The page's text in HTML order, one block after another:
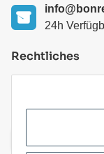
24h
Rechtliches